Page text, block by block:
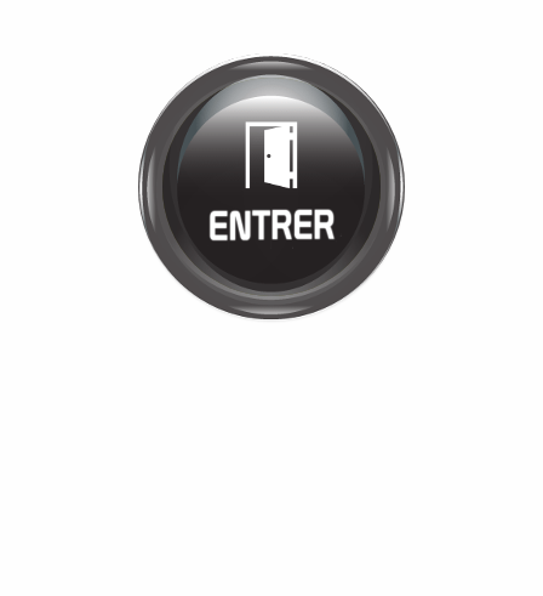
Bienvenue chez
MANÈGE DE LA
TUILERIE
Cliquez pour entrer